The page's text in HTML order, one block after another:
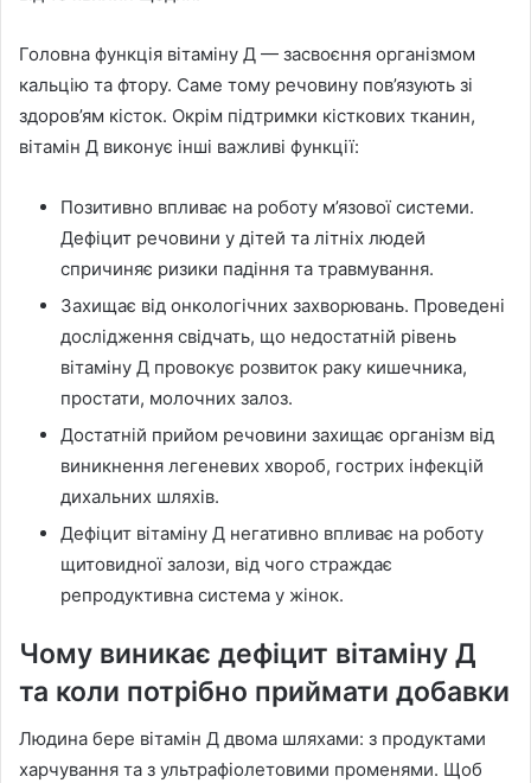
Головна функція вітаміну Д — засвоєння організмом
кальцію та фтору. Саме тому речовину пов’язують зі
здоров’ям кісток. Окрім підтримки кісткових тканин,
вітамін Д виконує інші важливі функції:
Позитивно впливає на роботу м’язової системи.
Дефіцит речовини у дітей та літніх людей
спричиняє ризики падіння та травмування.
Захищає від онкологічних захворювань. Проведені
дослідження свідчать, що недостатній рівень
вітаміну Д провокує розвиток раку кишечника,
простати, молочних залоз.
Достатній прийом речовини захищає організм від
виникнення легеневих хвороб, гострих інфекцій
дихальних шляхів.
Дефіцит вітаміну Д негативно впливає на роботу
щитовидної залози, від чого страждає
репродуктивна система у жінок.
Чому виникає дефіцит вітаміну Д
та коли потрібно приймати добавки
Людина бере вітамін Д двома шляхами: з продуктами
харчування та з ультрафіолетовими променями. Щоб